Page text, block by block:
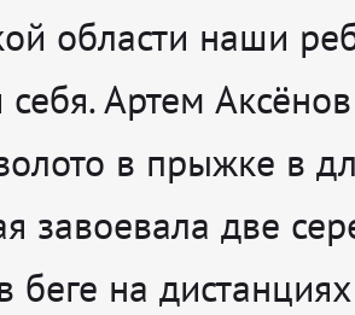
области наши
Артем Аксёнов
в прыжке в
завоевала две
беге на